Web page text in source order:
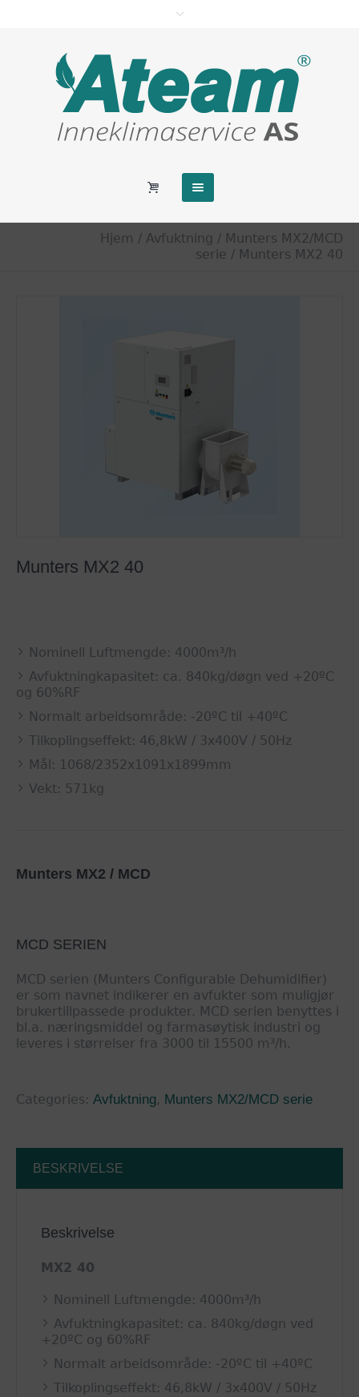
Hjem / Avfuktning / Munters MX2/MCD
serie / Munters MX2 40
Munters MX2 40
Nominell Luftmengde: 4000m³/h
Avfuktningkapasitet: ca. 840kg/døgn ved +20ºC
og 60%RF
Normalt arbeidsområde: -20ºC til +40ºC
Tilkoplingseffekt: 46,8kW / 3x400V / 50Hz
Mål: 1068/2352x1091x1899mm
Vekt: 571kg
Munters MX2 / MCD
MCD SERIEN
MCD serien (Munters Configurable Dehumidifier)
er som navnet indikerer en avfukter som muligjør
brukertillpassede produkter. MCD serien benyttes i
bl.a. næringsmiddel og farmasøytisk industri og
leveres i størrelser fra 3000 til 15500 m³/h.
Categories: Avfuktning, Munters MX2/MCD serie
BESKRIVELSE
Beskrivelse
MX2 40
Nominell Luftmengde: 4000m³/h
Avfuktningkapasitet: ca. 840kg/døgn ved
+20ºC og 60%RF
Normalt arbeidsområde: -20ºC til +40ºC
Tilkoplingseffekt: 46,8kW / 3x400V / 50Hz